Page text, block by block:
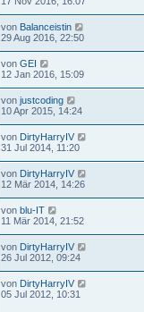
von Balanceistin
29 Aug 2016, 22:50
von GEI
12 Jan 2016, 15:09
von justcoding
10 Apr 2015, 14:24
von DirtyHarryIV
31 Jul 2014, 11:20
von DirtyHarryIV
12 Mär 2014, 14:26
von blu-IT
11 Mär 2014, 21:52
von DirtyHarryIV
26 Jul 2012, 09:24
von DirtyHarryIV
05 Jul 2012, 10:31